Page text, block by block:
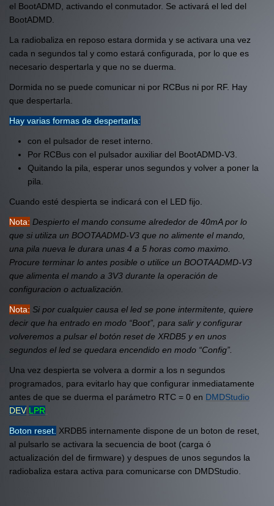
el BootADMD, activando el conmutador. Se activará el led del
BootADMD.
La radiobaliza en reposo estara dormida y se activara una vez
cada n segundos tal y como estará configurada, por lo que es
necesario despertarla y que no se duerma.
Dormida no se puede comunicar ni por RCBus ni por RF. Hay
que despertarla.
Hay varias formas de despertarla:
con el pulsador de reset interno.
Por RCBus con el pulsador auxiliar del BootADMD-V3.
Quitando la pila, esperar unos segundos y volver a poner la
pila.
Cuando esté despierta se indicará con el LED fijo.
Nota: Despierto el mando consume alrededor de 40mA por lo
que si utiliza un BOOTAADMD-V3 que no alimente el mando,
una pila nueva le durara unas 4 a 5 horas como maximo.
Procure terminar lo antes posible o utilice un BOOTAADMD-V3
que alimenta el mando a 3V3 durante la operación de
configuracion o actualización.
Nota: Si por cualquier causa el led se pone intermitente, quiere
decir que ha entrado en modo “Boot”, para salir y configurar
volveremos a pulsar el botón reset de XRDB5 y en unos
segundos el led se quedara encendido en modo “Config”.
Una vez despierta se volvera a dormir a los n segundos
programados, para evitarlo hay que configurar inmediatamente
antes de que se duerma el parámetro RTC = 0 en DMDStudio
DEV LPR
Boton reset. XRDB5 internamente dispone de un boton de reset,
al pulsarlo se activara la secuencia de boot (carga ó
actualización del de firmware) y despues de unos segundos la
radiobaliza estara activa para comunicarse con DMDStudio.